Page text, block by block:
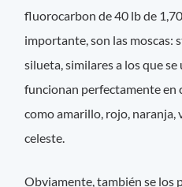
fluorocarbon de 40 lb de
importante, son las moscas:
silueta, similares a los que
funcionan perfectamente en
como amarillo, rojo, naranja,
celeste.
Obviamente, también se los